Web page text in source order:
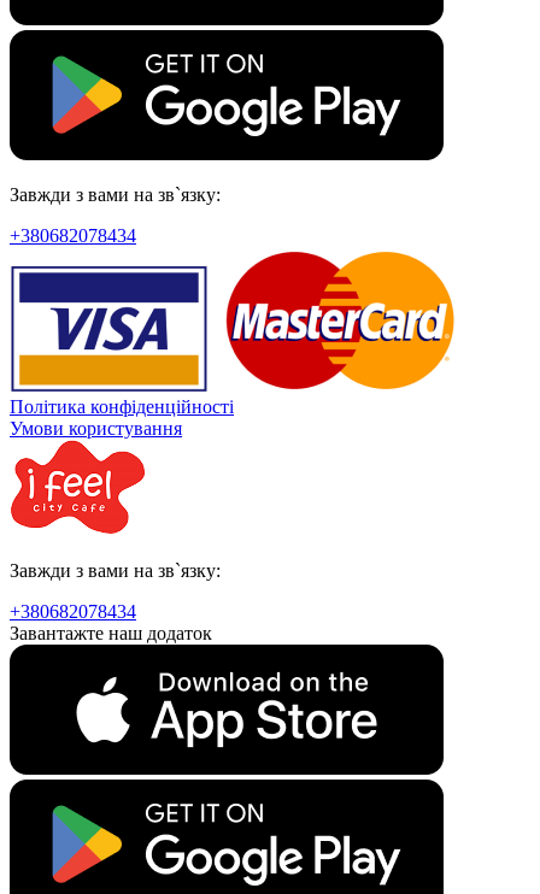
Завжди з вами на зв`язку:
+380682078434
Політика конфіденційності
Умови користування
Завжди з вами на зв`язку:
+380682078434
Завантажте наш додаток